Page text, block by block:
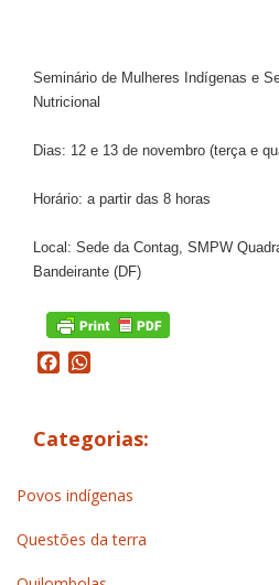
Seminário de Mulheres Indígenas e
Nutricional
Dias: 12 e 13 de novembro (terça e
Horário: a partir das 8 horas
Local: Sede da Contag, SMPW
Bandeirante (DF)
Facebook
Categorias:
Povos indígenas
Questões da terra